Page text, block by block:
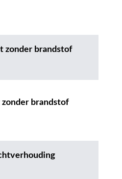
zonder brandstof
brandstof